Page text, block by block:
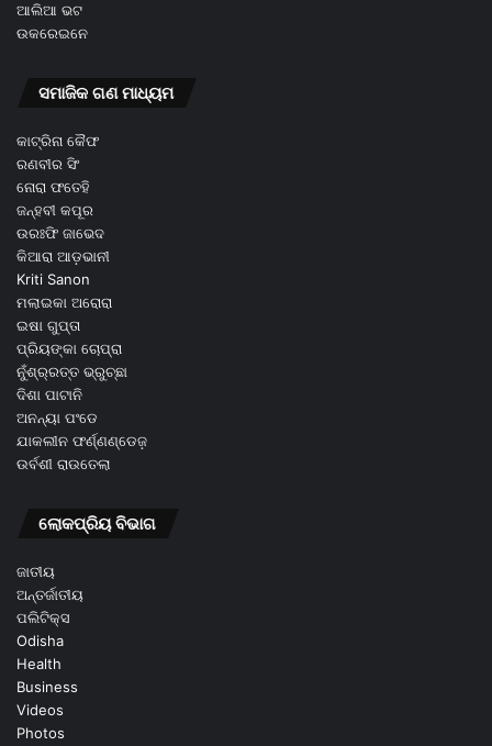
ଆଲିଆ ଭଟ
ଉକରେଇନେ
ସମାଜିକ ଗଣ ମାଧ୍ୟମ
କାଟ୍ରିନା କୈଫ
ରଣବୀର ସିଂ
ନୋରା ଫତେହି
ଜନ୍ହବୀ କପୂର
ଉରଃଫି ଜାଭେଦ
କିଆରା ଆଡ଼ଭାନୀ
Kriti Sanon
ମଲାଇକା ଅରୋରା
ଇଷା ଗୁପ୍ତା
ପ୍ରିୟଙ୍କା ଚୋପ୍ରା
ନୁଁଶ୍ର୍ରତ୍ତ ଭ୍ରୁଚ୍ଛା
ଦିଶା ପାଟାନି
ଅନନ୍ୟା ପଂଡେ
ଯାକଲୀନ ଫର୍ଣ୍ଣଣ୍ଡେଜ଼
ଉର୍ବଶୀ ରାଉତେଲା
ଲୋକପ୍ରିୟ ବିଭାଗ
ଜାତୀୟ
ଅନ୍ତର୍ଜାତୀୟ
ପଲିଟିକ୍ସ
Odisha
Health
Business
Videos
Photos